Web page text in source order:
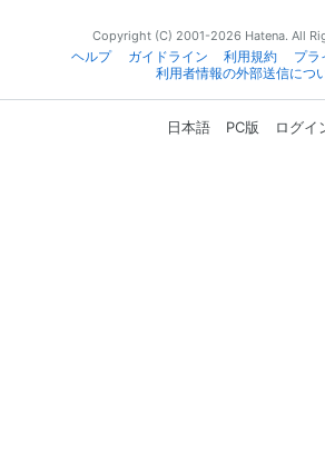
Copyright (C) 2001-2026 Hatena. All
ヘルプ
ガイドライン 利用規約
プラ
利用者情報の外部送信につ
日本語 PC版 ログイ